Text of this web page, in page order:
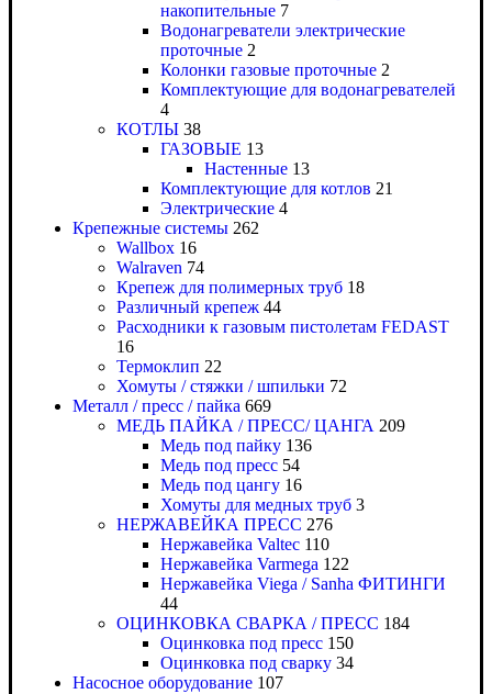
накопительные 7
Водонагреватели электрические
проточные 2
Колонки газовые проточные 2
Комплектующие для водонагревателей
4
КОТЛЫ 38
ГАЗОВЫЕ 13
Настенные 13
Комплектующие для котлов 21
Электрические 4
Крепежные системы 262
Wallbox 16
Walraven 74
Крепеж для полимерных труб 18
Различный крепеж 44
Расходники к газовым пистолетам FEDAST
16
Термоклип 22
Хомуты / стяжки / шпильки 72
Металл / пресс / пайка 669
МЕДЬ ПАЙКА / ПРЕСС/ ЦАНГА 209
Медь под пайку 136
Медь под пресс 54
Медь под цангу 16
Хомуты для медных труб 3
НЕРЖАВЕЙКА ПРЕСС 276
Нержавейка Valtec 110
Нержавейка Varmega 122
Нержавейка Viega / Sanha ФИТИНГИ
44
ОЦИНКОВКА СВАРКА / ПРЕСС 184
Оцинковка под пресс 150
Оцинковка под сварку 34
Насосное оборудование 107